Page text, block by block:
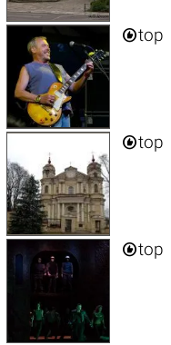
top
top
top